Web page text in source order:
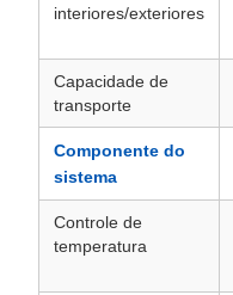
interiores/exteriores
Capacidade de
transporte
Componente do
sistema
Controle de
temperatura